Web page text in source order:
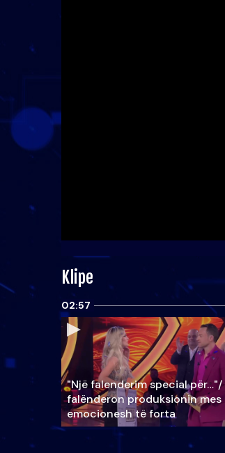
Klipe
02:57
"Një falenderim special për…"/
falënderon produksionin mes
emocionesh të forta